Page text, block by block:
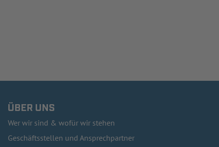
ÜBER UNS
Wer wir sind & wofür wir stehen
Geschäftsstellen und Ansprechpartner